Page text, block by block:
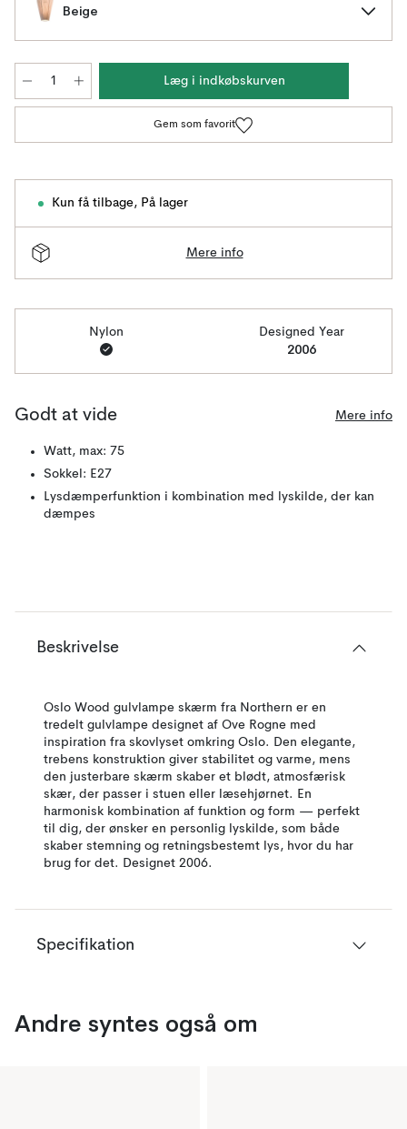
Beige
Læg i indkøbskurven
Gem som favorit
Kun få tilbage, På lager
Mere info
Nylon Designed Year
2006
Godt at vide Mere info
Watt, max: 75
Sokkel: E27
Lysdæmperfunktion i kombination med lyskilde, der kan
dæmpes
Beskrivelse
Oslo Wood gulvlampe skærm fra Northern er en
tredelt gulvlampe designet af Ove Rogne med
inspiration fra skovlyset omkring Oslo. Den elegante,
trebens konstruktion giver stabilitet og varme, mens
den justerbare skærm skaber et blødt, atmosfærisk
skær, der passer i stuen eller læsehjørnet. En
harmonisk kombination af funktion og form — perfekt
til dig, der ønsker en personlig lyskilde, som både
skaber stemning og retningsbestemt lys, hvor du har
brug for det. Designet 2006.
Specifikation
Andre syntes også om